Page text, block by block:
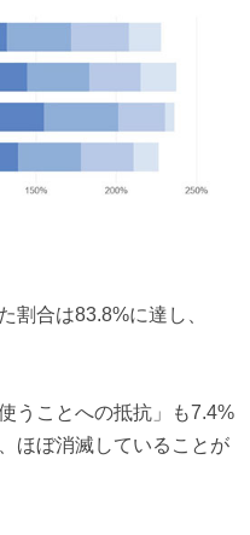
割合は83.8%に達し、
うことへの抵抗」も7.4%
ほぼ消滅していることが